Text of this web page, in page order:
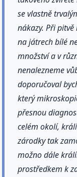
se vlastně
nákazy. Při
na játrech bílé
množství a v
nenalezneme
doporučoval
který
přesnou
celém okolí,
zárodky tak
možno dále
prostředkem k